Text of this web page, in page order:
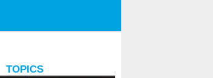
TOPICS